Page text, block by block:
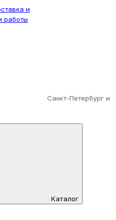
и
работы
Санкт-Петербург и
Каталог